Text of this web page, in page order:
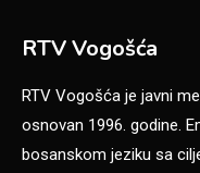
RTV Vogošća
RTV Vogošća je javni
osnovan 1996. godine.
bosanskom jeziku sa